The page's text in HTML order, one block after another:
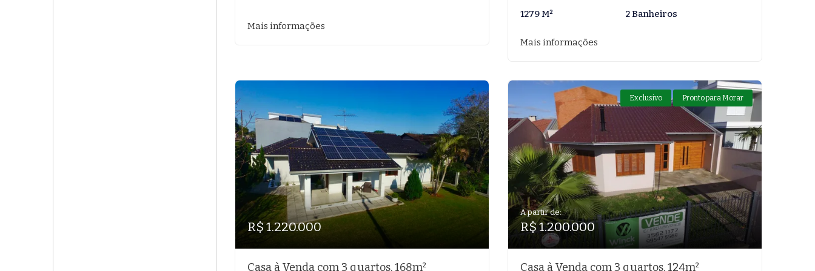
Mais informações
1279 M² 2 Banheiros
Mais informações
R$ 1.220.000
Casa à Venda com 3 quartos, 168m²
Exclusivo Pronto para Morar
A partir de:
R$ 1.200.000
Casa à Venda com 3 quartos, 124m²